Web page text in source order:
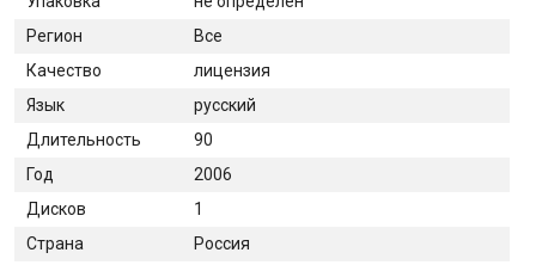
Регион
Все
Качество
лицензия
Язык
русский
Длительность
90
Год
2006
Дисков
1
Страна
Россия